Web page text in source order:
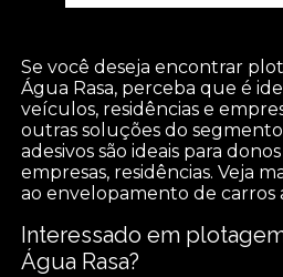
Se você deseja encontrar
Água Rasa, perceba que é
veículos, residências e
outras soluções do
adesivos são ideais para
empresas, residências. Veja
ao envelopamento de carros
Interessado em
Água Rasa?